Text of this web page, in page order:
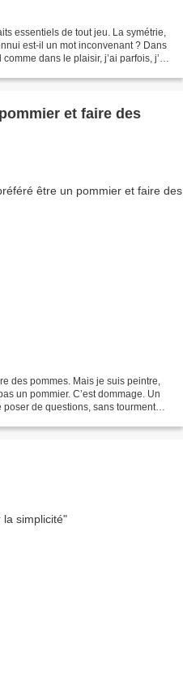
essentiels de tout jeu. La symétrie,
est-il un mot inconvenant ? Dans
dans le plaisir, j’ai parfois, j’ai
et faire des
des pommes. Mais je suis peintre,
un pommier. C’est dommage. Un
de questions, sans tourment